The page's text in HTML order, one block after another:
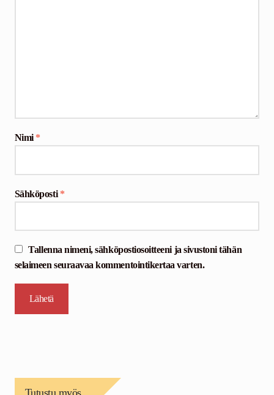
Nimi *
Sähköposti *
Tallenna nimeni, sähköpostiosoitteeni ja sivustoni tähän
selaimeen seuraavaa kommentointikertaa varten.
Tutustu myös